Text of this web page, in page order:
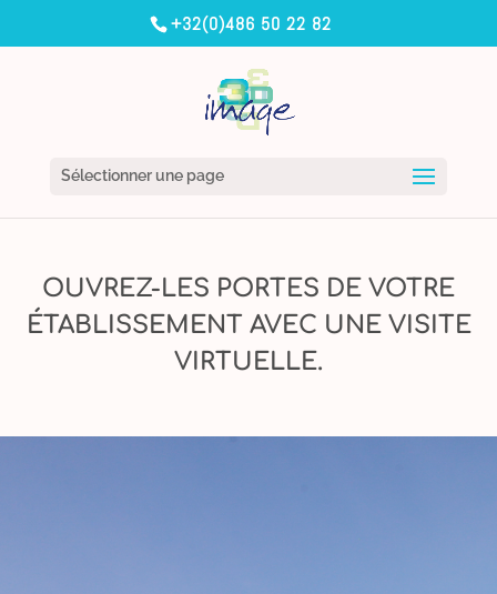
+32(0)486 50 22 82
Sélectionner une page
OUVREZ-LES PORTES DE VOTRE
ÉTABLISSEMENT AVEC UNE VISITE
VIRTUELLE.